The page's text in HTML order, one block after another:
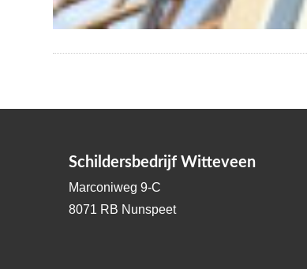
Schildersbedrijf Witteveen
Marconiweg 9-C
8071 RB Nunspeet